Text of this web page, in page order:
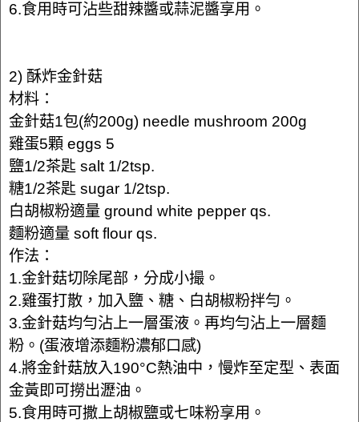
6.食用時可沾些甜辣醬或蒜泥醬享用。
2) 酥炸金針菇
材料：
金針菇1包(約200g) needle mushroom 200g
雞蛋5顆 eggs 5
鹽1/2茶匙 salt 1/2tsp.
糖1/2茶匙 sugar 1/2tsp.
白胡椒粉適量 ground white pepper qs.
麵粉適量 soft flour qs.
作法：
1.金針菇切除尾部，分成小撮。
2.雞蛋打散，加入鹽、糖、白胡椒粉拌勻。
3.金針菇均勻沾上一層蛋液。再均勻沾上一層麵
粉。(蛋液增添麵粉濃郁口感)
4.將金針菇放入190°C熱油中，慢炸至定型、表面
金黃即可撈出瀝油。
5.食用時可撒上胡椒鹽或七味粉享用。